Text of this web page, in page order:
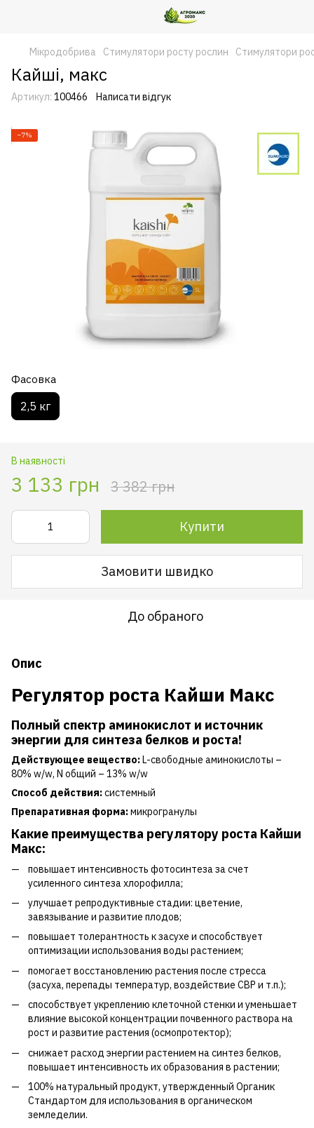
Мікродобрива Стимулятори росту рослин Стимулятори
Кайші, макс
Артикул: 100466 Написати відгук
−7%
Фасовка
2,5 кг
В наявності
3 133 грн 3 382 грн
Купити
Замовити швидко
До обраного
Опис
Регулятор роста Кайши Макс
Полный спектр аминокислот и источник
энергии для синтеза белков и роста!
Действующее вещество:L-свободные аминокислоты –
80% w/w, N общий – 13% w/w
Способ действия:системный
Препаративная форма:микрогранулы
Какие преимущества регулятору роста Кайши
Макс:
повышает интенсивность фотосинтеза за счет
усиленного синтеза хлорофилла;
улучшает репродуктивные стадии: цветение,
завязывание и развитие плодов;
повышает толерантность к засухе и способствует
оптимизации использования воды растением;
помогает восстановлению растения после стресса
(засуха, перепады температур, воздействие СВР и т.п.);
способствует укреплению клеточной стенки и уменьшает
влияние высокой концентрации почвенного раствора на
рост и развитие растения (осмопротектор);
снижает расход энергии растением на синтез белков,
повышает интенсивность их образования в растении;
100% натуральный продукт, утвержденный Органик
Стандартом для использования в органическом
земледелии.